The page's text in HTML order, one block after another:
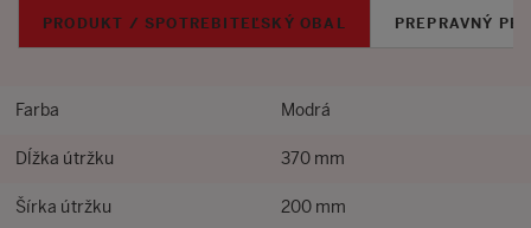
PRODUKT / SPOTREBITEĽSKÝ OBAL PREPRAVNÝ
Farba Modrá
Dĺžka útržku 370 mm
Šírka útržku 200 mm